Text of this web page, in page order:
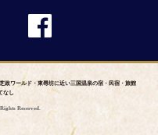
政ワールド・東尋坊に近い三国温泉の宿・民宿・旅館
なし
Reserved.